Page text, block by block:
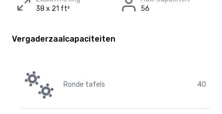
38 x 21 ft²
56
Vergaderzaalcapaciteiten
Ronde tafels 40